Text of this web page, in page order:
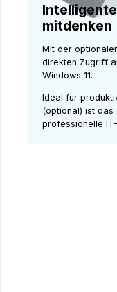
mitdenken
Mit der
direkten Zugriff
Windows 11.
Ideal für
(optional) ist
professionelle